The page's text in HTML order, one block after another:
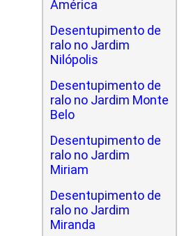
América
Desentupimento de
ralo no Jardim
Nilópolis
Desentupimento de
ralo no Jardim Monte
Belo
Desentupimento de
ralo no Jardim
Miriam
Desentupimento de
ralo no Jardim
Miranda